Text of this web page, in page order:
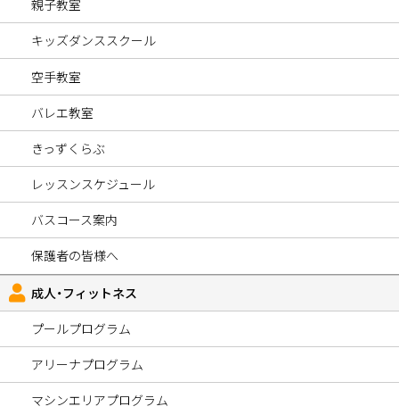
親子教室
キッズダンススクール
空手教室
バレエ教室
きっずくらぶ
レッスンスケジュール
バスコース案内
保護者の皆様へ
成人・フィットネス
プールプログラム
アリーナプログラム
マシンエリアプログラム